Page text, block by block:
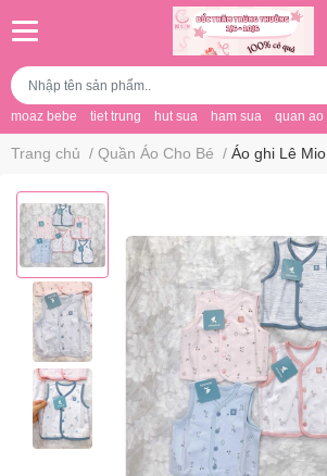
moaz bebe tiet trung hut sua ham sua quan ao
Trang chủ / Quần Áo Cho Bé / Áo ghi Lê Mio